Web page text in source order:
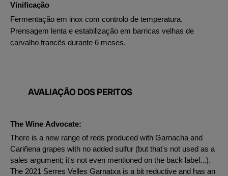
Vinificação
Fermentação em inox com controlo de temperatura.
Prensagem lenta e estabilização em barricas velhas de
carvalho francês durante 6 meses.
AVALIAÇÃO DOS PERITOS
The Wine Advocate:
There is a new range of reds produced with Garnacha and
Cariñena grapes with no added sulfur (but that's not used as a
sales argument; it's not even mentioned on the back label...).
The 2021 Serres Velles Garnatxa is a bit reductive and has an